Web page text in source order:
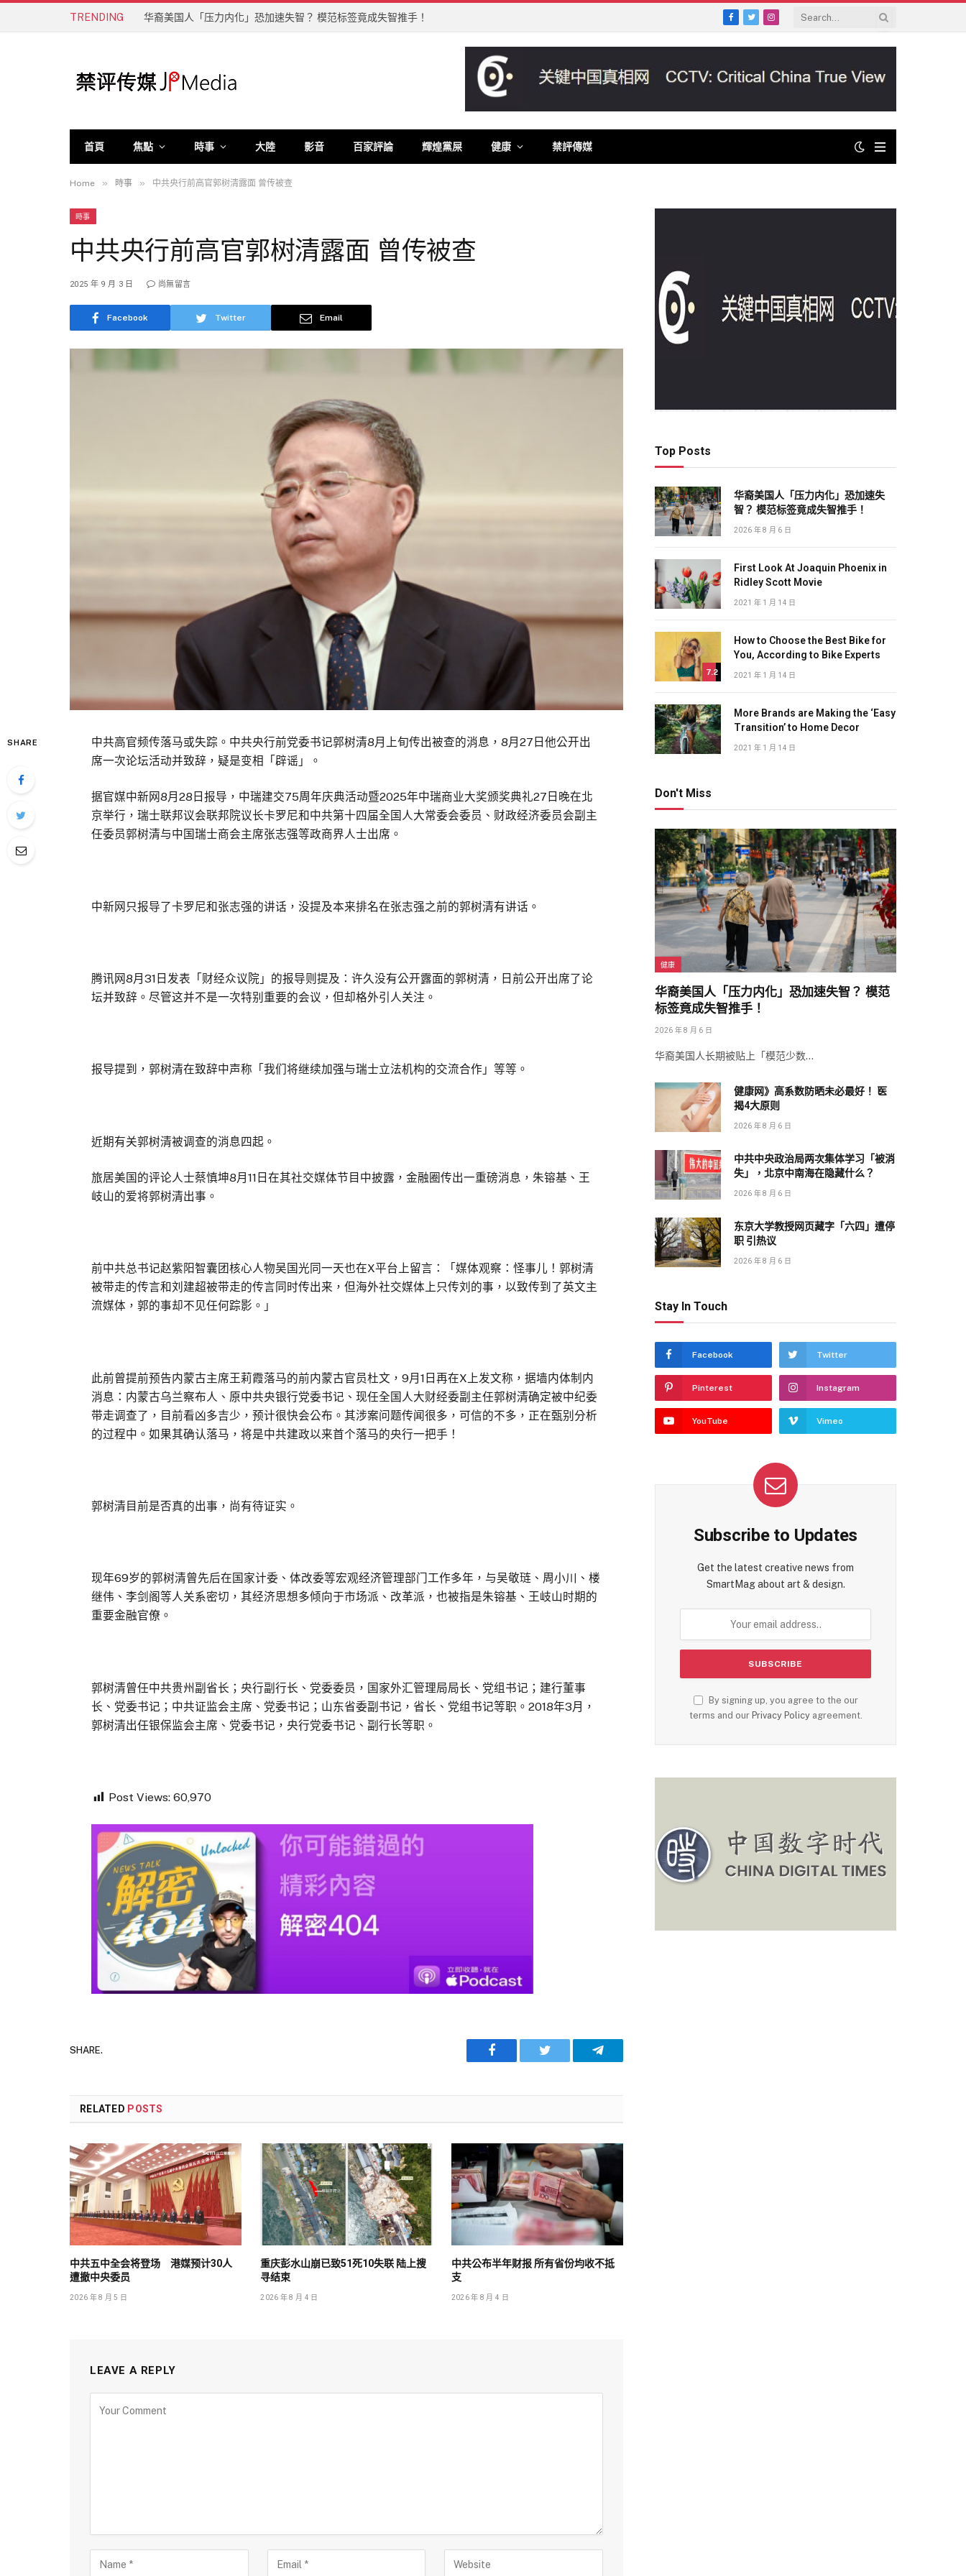
TRENDING 华裔美国人「压力内化」恐加速失智？ 模范标签竟成失智推手！
Facebook
TwitterInstagram
首頁 焦點 時事 大陸 影音 百家評論 輝煌黨屎 健康 禁評傳媒
Home » 時事 » 中共央行前高官郭树清露面 曾传被查
時事
中共央行前高官郭树清露面 曾传被查
2025 年 9 月 3 日 尚無留言
Facebook Twitter Email
SHARE
中共高官频传落马或失踪。中共央行前党委书记郭树清8月上旬传出被查的消息，8月27日他公开出
席一次论坛活动并致辞，疑是变相「辟谣」。
据官媒中新网8月28日报导，中瑞建交75周年庆典活动暨2025年中瑞商业大奖颁奖典礼27日晚在北
京举行，瑞士联邦议会联邦院议长卡罗尼和中共第十四届全国人大常委会委员、财政经济委员会副主
任委员郭树清与中国瑞士商会主席张志强等政商界人士出席。
中新网只报导了卡罗尼和张志强的讲话，没提及本来排名在张志强之前的郭树清有讲话。
腾讯网8月31日发表「财经众议院」的报导则提及：许久没有公开露面的郭树清，日前公开出席了论
坛并致辞。尽管这并不是一次特别重要的会议，但却格外引人关注。
报导提到，郭树清在致辞中声称「我们将继续加强与瑞士立法机构的交流合作」等等。
近期有关郭树清被调查的消息四起。
旅居美国的评论人士蔡慎坤8月11日在其社交媒体节目中披露，金融圈传出一重磅消息，朱镕基、王
岐山的爱将郭树清出事。
前中共总书记赵紫阳智囊团核心人物吴国光同一天也在X平台上留言：「媒体观察：怪事儿！郭树清
被带走的传言和刘建超被带走的传言同时传出来，但海外社交媒体上只传刘的事，以致传到了英文主
流媒体，郭的事却不见任何踪影。」
此前曾提前预告内蒙古主席王莉霞落马的前内蒙古官员杜文，9月1日再在X上发文称，据墙内体制内
消息：内蒙古乌兰察布人、原中共央银行党委书记、现任全国人大财经委副主任郭树清确定被中纪委
带走调查了，目前看凶多吉少，预计很快会公布。其涉案问题传闻很多，可信的不多，正在甄别分析
的过程中。如果其确认落马，将是中共建政以来首个落马的央行一把手！
郭树清目前是否真的出事，尚有待证实。
现年69岁的郭树清曾先后在国家计委、体改委等宏观经济管理部门工作多年，与吴敬琏、周小川、楼
继伟、李剑阁等人关系密切，其经济思想多倾向于市场派、改革派，也被指是朱镕基、王岐山时期的
重要金融官僚。
郭树清曾任中共贵州副省长；央行副行长、党委委员，国家外汇管理局局长、党组书记；建行董事
长、党委书记；中共证监会主席、党委书记；山东省委副书记，省长、党组书记等职。2018年3月，
郭树清出任银保监会主席、党委书记，央行党委书记、副行长等职。
Post Views: 60,970
SHARE.
Facebook Twitter Telegram
RELATED POSTS
中共五中全会将登场 港媒预计30人
遭撤中央委员
2026 年 8 月 5 日
重庆彭水山崩已致51死10失联 陆上搜
寻结束
2026 年 8 月 4 日
中共公布半年财报 所有省份均收不抵
支
2026 年 8 月 4 日
LEAVE A REPLY
Top Posts
华裔美国人「压力内化」恐加速失
智？ 模范标签竟成失智推手！
2026 年 8 月 6 日
First Look At Joaquin Phoenix in
Ridley Scott Movie
2021 年 1 月 14 日
7.2
How to Choose the Best Bike for
You, According to Bike Experts
2021 年 1 月 14 日
More Brands are Making the ‘Easy
Transition’ to Home Decor
2021 年 1 月 14 日
Don't Miss
健康
华裔美国人「压力内化」恐加速失智？ 模范
标签竟成失智推手！
2026 年 8 月 6 日
华裔美国人长期被贴上「模范少数…
健康网》高系数防晒未必最好！ 医
揭4大原则
2026 年 8 月 6 日
中共中央政治局两次集体学习「被消
失」，北京中南海在隐藏什么？
2026 年 8 月 6 日
东京大学教授网页藏字「六四」遭停
职 引热议
2026 年 8 月 6 日
Stay In Touch
Facebook Twitter
Pinterest Instagram
YouTube Vimeo
Subscribe to Updates
Get the latest creative news from
SmartMag about art & design.
By signing up, you agree to the our
terms and our Privacy Policyagreement.